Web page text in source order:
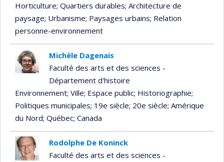
Horticulture; Quartiers durables; Architecture de
paysage; Urbanisme; Paysages urbains; Relation
personne-environnement
Michèle Dagenais
Faculté des arts et des sciences -
Département d'histoire
Environnement; Ville; Espace public; Historiographie;
Politiques municipales; 19e siècle; 20e siècle; Amérique
du Nord; Québec; Canada
Rodolphe De Koninck
Faculté des arts et des sciences -